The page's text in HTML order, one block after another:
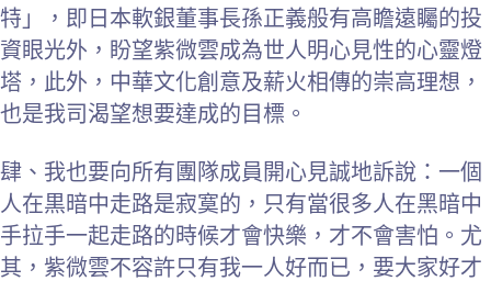
特」，即日本軟銀董事長孫正義般有高瞻遠矚的投
資眼光外，盼望紫微雲成為世人明心見性的心靈燈
塔，此外，中華文化創意及薪火相傳的崇高理想，
也是我司渴望想要達成的目標。
肆、我也要向所有團隊成員開心見誠地訴說：一個
人在黒暗中走路是寂寞的，只有當很多人在黑暗中
手拉手一起走路的時候才會快樂，才不會害怕。尤
其，紫微雲不容許只有我一人好而已，要大家好才